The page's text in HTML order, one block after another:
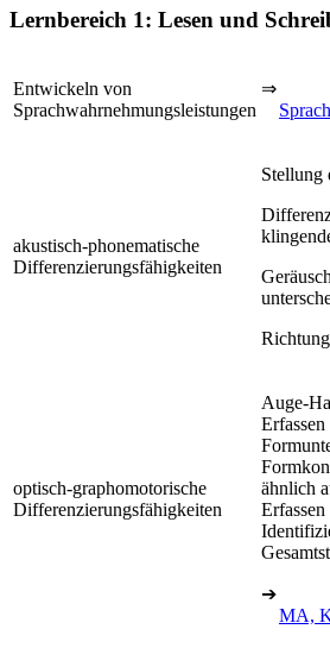
Lernbereich 1: Lesen und
Entwickeln von
Sprachwahrnehmungsleistungen
⇒
akustisch-phonematische
Differenzierungsfähigkeiten
Stellung
optisch-graphomotorische
Differenzierungsfähigkeiten
Auge-
ähnlich
➔
MA,